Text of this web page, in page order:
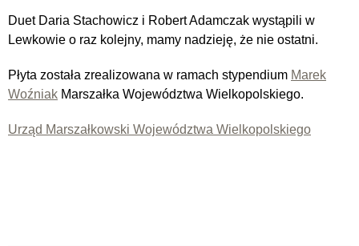
Duet Daria Stachowicz i Robert Adamczak wystąpili w
Lewkowie o raz kolejny, mamy nadzieję, że nie ostatni.
Płyta została zrealizowana w ramach stypendium Marek
Woźniak Marszałka Województwa Wielkopolskiego.
Urząd Marszałkowski Województwa Wielkopolskiego